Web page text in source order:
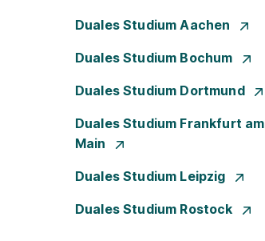
Duales Studium Aachen
Duales Studium Bochum
Duales Studium Dortmund
Duales Studium Frankfurt am
Main
Duales Studium Leipzig
Duales Studium Rostock